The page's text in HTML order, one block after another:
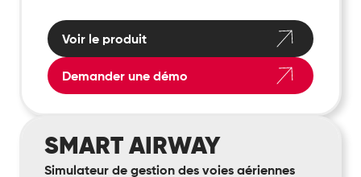
Voir le produit
Demander une démo
AirwaySMART AIRWAY
Simulateur de gestion des voies aériennes